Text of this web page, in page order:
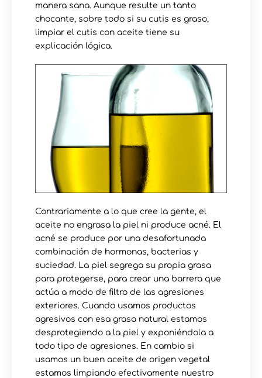
manera sana. Aunque resulte un tanto
chocante, sobre todo si su cutis es graso,
limpiar el cutis con aceite tiene su
explicación lógica.
Contrariamente a lo que cree la gente, el
aceite no engrasa la piel ni produce acné. El
acné se produce por una desafortunada
combinación de hormonas, bacterias y
suciedad. La piel segrega su propia grasa
para protegerse, para crear una barrera que
actúa a modo de filtro de las agresiones
exteriores. Cuando usamos productos
agresivos con esa grasa natural estamos
desprotegiendo a la piel y exponiéndola a
todo tipo de agresiones. En cambio si
usamos un buen aceite de origen vegetal
estamos limpiando efectivamente nuestro